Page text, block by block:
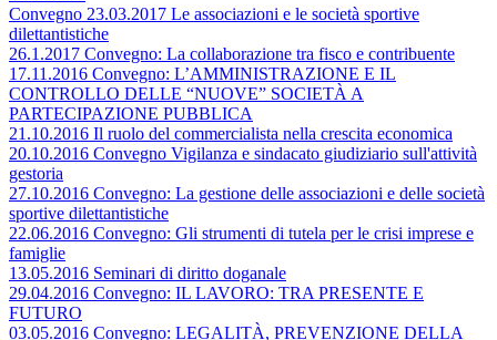
Convegno 23.03.2017 Le associazioni e le società sportive
dilettantistiche
26.1.2017 Convegno: La collaborazione tra fisco e contribuente
17.11.2016 Convegno: L’AMMINISTRAZIONE E IL
CONTROLLO DELLE “NUOVE” SOCIETÀ A
PARTECIPAZIONE PUBBLICA
21.10.2016 Il ruolo del commercialista nella crescita economica
20.10.2016 Convegno Vigilanza e sindacato giudiziario sull'attività
gestoria
27.10.2016 Convegno: La gestione delle associazioni e delle società
sportive dilettantistiche
22.06.2016 Convegno: Gli strumenti di tutela per le crisi imprese e
famiglie
13.05.2016 Seminari di diritto doganale
29.04.2016 Convegno: IL LAVORO: TRA PRESENTE E
FUTURO
03.05.2016 Convegno: LEGALITÀ, PREVENZIONE DELLA